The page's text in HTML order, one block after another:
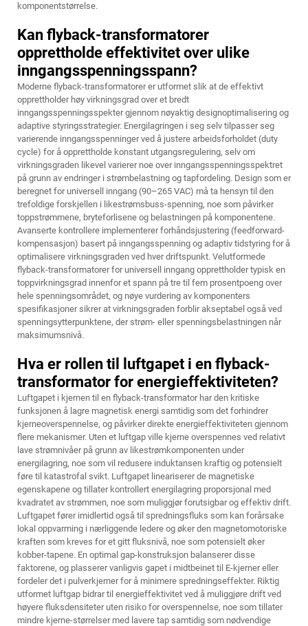
komponentstørrelse.
Kan flyback-transformatorer
opprettholde effektivitet over ulike
inngangsspenningsspann?
Moderne flyback-transformatorer er utformet slik at de effektivt
opprettholder høy virkningsgrad over et bredt
inngangsspenningsspekter gjennom nøyaktig designoptimalisering og
adaptive styringsstrategier. Energilagringen i seg selv tilpasser seg
varierende inngangsspenninger ved å justere arbeidsforholdet (duty
cycle) for å opprettholde konstant utgangsregulering, selv om
virkningsgraden likevel varierer noe over inngangsspenningsspektret
på grunn av endringer i strømbelastning og tapfordeling. Design som er
beregnet for universell inngang (90–265 VAC) må ta hensyn til den
trefoldige forskjellen i likestrømsbuss-spenning, noe som påvirker
toppstrømmene, bryteforlisene og belastningen på komponentene.
Avanserte kontrollere implementerer forhåndsjustering (feedforward-
kompensasjon) basert på inngangsspenning og adaptiv tidstyring for å
optimalisere virkningsgraden ved hver driftspunkt. Velutformede
flyback-transformatorer for universell inngang opprettholder typisk en
toppvirkningsgrad innenfor et spann på tre til fem prosentpoeng over
hele spenningsområdet, og nøye vurdering av komponenters
spesifikasjoner sikrer at virkningsgraden forblir akseptabel også ved
spenningsytterpunktene, der strøm- eller spenningsbelastningen når
maksimumsnivå.
Hva er rollen til luftgapet i en flyback-
transformator for energieffektiviteten?
Luftgapet i kjernen til en flyback-transformator har den kritiske
funksjonen å lagre magnetisk energi samtidig som det forhindrer
kjerneoverspennelse, og påvirker direkte energieffektiviteten gjennom
flere mekanismer. Uten et luftgap ville kjerne overspennes ved relativt
lave strømnivåer på grunn av likestrømkomponenten under
energilagring, noe som vil redusere induktansen kraftig og potensielt
føre til katastrofal svikt. Luftgapet lineariserer de magnetiske
egenskapene og tillater kontrollert energilagring proporsjonal med
kvadratet av strømmen, noe som muliggjør forutsigbar og effektiv drift.
Luftgapet fører imidlertid også til spredningsfluks som kan forårsake
lokal oppvarming i nærliggende ledere og øker den magnetomotoriske
kraften som kreves for et gitt fluksnivå, noe som potensielt øker
kobber-tapene. En optimal gap-konstruksjon balanserer disse
faktorene, og plasserer vanligvis gapet i midtbeinet til E-kjerner eller
fordeler det i pulverkjerner for å minimere spredningseffekter. Riktig
utformet luftgap bidrar til energieffektivitet ved å muliggjøre drift ved
høyere fluksdensiteter uten risiko for overspennelse, noe som tillater
mindre kjerne-størrelser med lavere tap samtidig som nødvendige